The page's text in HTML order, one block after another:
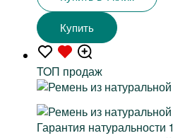
Купить
TOП продаж
Гарантия натуральности